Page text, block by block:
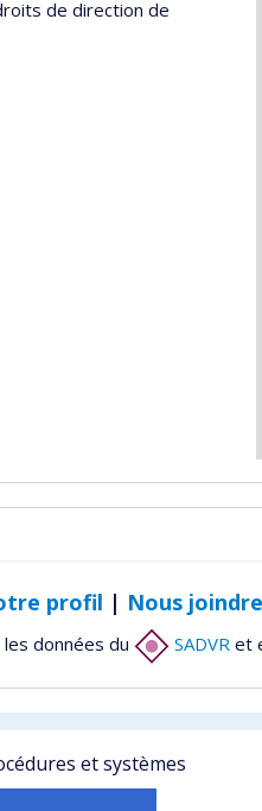
de direction de
profil | Nous joindre
données du SADVRet
et systèmes